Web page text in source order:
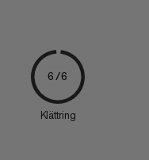
6/6
Klättring